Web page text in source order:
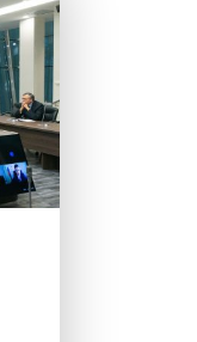
в
было
статьи»
Высшей
первый
ВШЭ по